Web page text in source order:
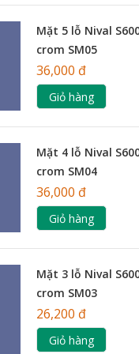
Mặt 5 lỗ Nival
crom SM05
36,000 đ
Giỏ hàng
Mặt 4 lỗ Nival
crom SM04
36,000 đ
Giỏ hàng
Mặt 3 lỗ Nival
crom SM03
26,200 đ
Giỏ hàng